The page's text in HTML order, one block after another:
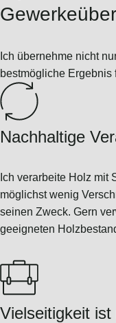
Ich übernehme nicht
bestmögliche Ergebnis
Nachhaltige
Ich verarbeite Holz mit
möglichst wenig
seinen Zweck. Gern
geeigneten
Vielseitigkeit ist